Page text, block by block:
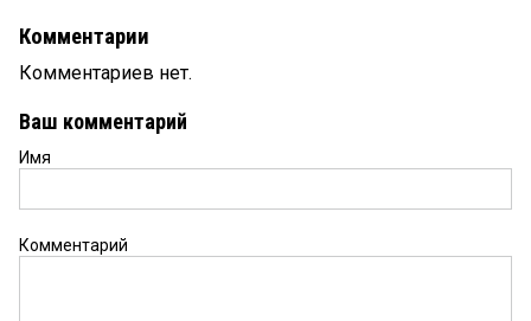
Комментарии
Комментариев нет.
Ваш комментарий
Имя
Комментарий